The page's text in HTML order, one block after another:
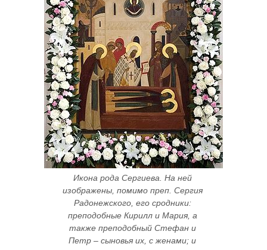
Икона рода Сергиева. На ней
изображены, помимо преп. Сергия
Радонежского, его сродники:
преподобные Кирилл и Мария, а
также преподобный Стефан и
Петр – сыновья их, с женами; и